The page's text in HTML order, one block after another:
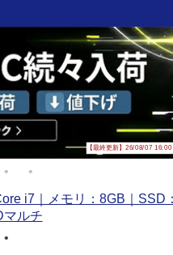
【最終更新】26/08/07 16:00